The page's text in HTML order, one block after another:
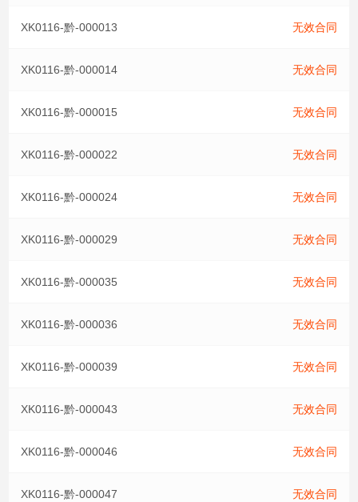
XK0116-黔-000013 无效合同
XK0116-黔-000014 无效合同
XK0116-黔-000015 无效合同
XK0116-黔-000022 无效合同
XK0116-黔-000024 无效合同
XK0116-黔-000029 无效合同
XK0116-黔-000035 无效合同
XK0116-黔-000036 无效合同
XK0116-黔-000039 无效合同
XK0116-黔-000043 无效合同
XK0116-黔-000046 无效合同
XK0116-黔-000047 无效合同